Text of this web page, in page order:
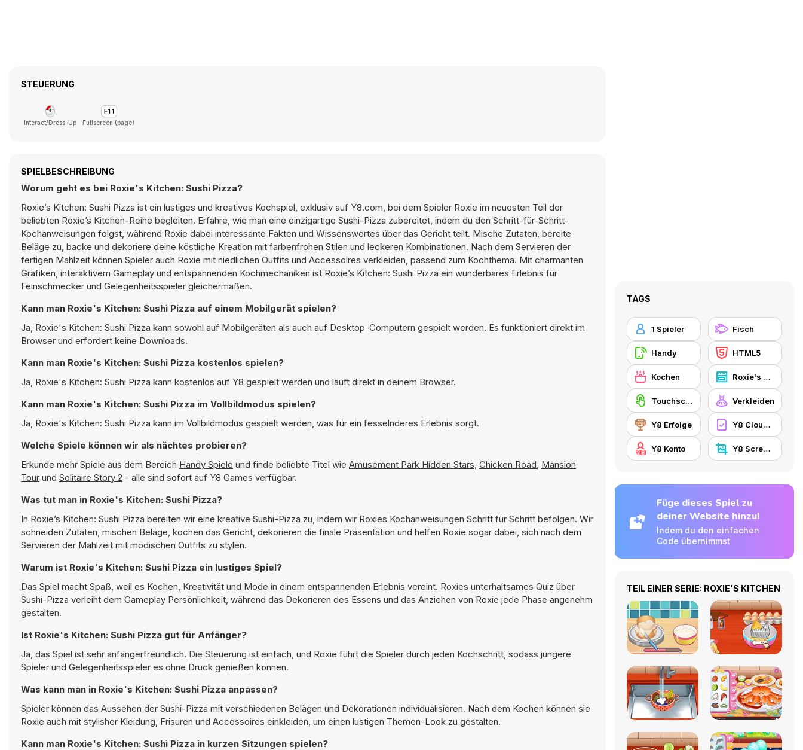
STEUERUNG
Interact/Dress-Up Fullscreen (page)
SPIELBESCHREIBUNG
Worum geht es bei Roxie's Kitchen: Sushi Pizza?
Roxie’s Kitchen: Sushi Pizza ist ein lustiges und kreatives Kochspiel, exklusiv auf Y8.com, bei dem Spieler Roxie im neuesten Teil der
beliebten Roxie’s Kitchen-Reihe begleiten. Erfahre, wie man eine einzigartige Sushi-Pizza zubereitet, indem du den Schritt-für-Schritt-
Kochanweisungen folgst, während Roxie dabei interessante Fakten und Wissenswertes über das Gericht teilt. Mische Zutaten, bereite
Beläge zu, backe und dekoriere deine köstliche Kreation mit farbenfrohen Stilen und leckeren Kombinationen. Nach dem Servieren der
fertigen Mahlzeit können Spieler auch Roxie mit niedlichen Outfits und Accessoires verkleiden, passend zum Kochthema. Mit charmanten
Grafiken, interaktivem Gameplay und entspannenden Kochmechaniken ist Roxie’s Kitchen: Sushi Pizza ein wunderbares Erlebnis für
Feinschmecker und Gelegenheitsspieler gleichermaßen.
Kann man Roxie's Kitchen: Sushi Pizza auf einem Mobilgerät spielen?
Ja, Roxie's Kitchen: Sushi Pizza kann sowohl auf Mobilgeräten als auch auf Desktop-Computern gespielt werden. Es funktioniert direkt im
Browser und erfordert keine Downloads.
Kann man Roxie's Kitchen: Sushi Pizza kostenlos spielen?
Ja, Roxie's Kitchen: Sushi Pizza kann kostenlos auf Y8 gespielt werden und läuft direkt in deinem Browser.
Kann man Roxie's Kitchen: Sushi Pizza im Vollbildmodus spielen?
Ja, Roxie's Kitchen: Sushi Pizza kann im Vollbildmodus gespielt werden, was für ein fesselnderes Erlebnis sorgt.
Welche Spiele können wir als nächtes probieren?
Erkunde mehr Spiele aus dem Bereich Handy Spiele und finde beliebte Titel wie Amusement Park Hidden Stars, Chicken Road, Mansion
Tour und Solitaire Story 2 - alle sind sofort auf Y8 Games verfügbar.
Was tut man in Roxie's Kitchen: Sushi Pizza?
In Roxie’s Kitchen: Sushi Pizza bereiten wir eine kreative Sushi-Pizza zu, indem wir Roxies Kochanweisungen Schritt für Schritt befolgen. Wir
schneiden Zutaten, mischen Beläge, kochen das Gericht, dekorieren die finale Präsentation und helfen Roxie sogar dabei, sich nach dem
Servieren der Mahlzeit mit modischen Outfits zu stylen.
Warum ist Roxie's Kitchen: Sushi Pizza ein lustiges Spiel?
Das Spiel macht Spaß, weil es Kochen, Kreativität und Mode in einem entspannenden Erlebnis vereint. Roxies unterhaltsames Quiz über
Sushi-Pizza verleiht dem Gameplay Persönlichkeit, während das Dekorieren des Essens und das Anziehen von Roxie jede Phase angenehm
gestalten.
Ist Roxie's Kitchen: Sushi Pizza gut für Anfänger?
Ja, das Spiel ist sehr anfängerfreundlich. Die Steuerung ist einfach, und Roxie führt die Spieler durch jeden Kochschritt, sodass jüngere
Spieler und Gelegenheitsspieler es ohne Druck genießen können.
Was kann man in Roxie's Kitchen: Sushi Pizza anpassen?
Spieler können das Aussehen der Sushi-Pizza mit verschiedenen Belägen und Dekorationen individualisieren. Nach dem Kochen können sie
Roxie auch mit stylisher Kleidung, Frisuren und Accessoires einkleiden, um einen lustigen Themen-Look zu gestalten.
Kann man Roxie's Kitchen: Sushi Pizza in kurzen Sitzungen spielen?
TAGS
1 Spieler Fisch
Handy HTML5
Kochen Roxie's Kitchen
Touchscreen Verkleiden
Y8 Erfolge Y8 Cloud Save
Y8 Konto Y8 Screenshot
Füge dieses Spiel zu
deiner Website hinzu!
Indem du den einfachen
Code übernimmst
TEIL EINER SERIE: ROXIE'S KITCHEN